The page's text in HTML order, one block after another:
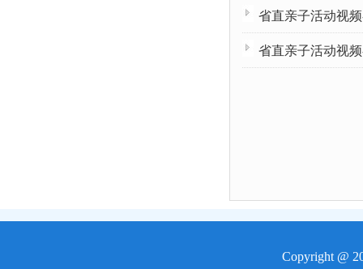
省直亲子活动视
省直亲子活动视
Copyright @